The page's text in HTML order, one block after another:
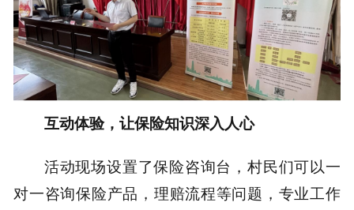
互动体验，让保险知识深入人心
活动现场设置了保险咨询台，村民们可以一
对一咨询保险产品，理赔流程等问题，专业工作